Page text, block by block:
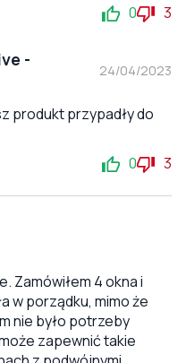
0 3
-
24/04/2023
produkt przypadły do
0 3
Zamówiłem 4 okna i
w porządku, mimo że
nie było potrzeby
zapewnić takie